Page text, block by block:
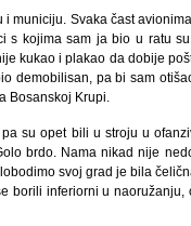
municiju. Svaka čast
s kojima sam ja bio u ratu
kukao i plakao da dobije
demobilisan, pa bi sam
Bosanskoj Krupi.
su opet bili u stroju u
brdo. Nama nikad nije
svoj grad je bila
borili inferiorni u